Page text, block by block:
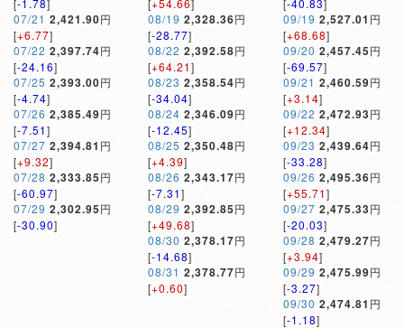
[-1.78]
07/21 2,421.90円
[+6.77]
07/22 2,397.74円
[-24.16]
07/25 2,393.00円
[-4.74]
07/26 2,385.49円
[-7.51]
07/27 2,394.81 円
[+9.32]
07/28 2,333.85円
[-60.97]
07/29 2,302.95円
[-30.90]
[+54.66]
08/19 2,328.36円
[-28.77]
08/22 2,392.58円
[+64.21]
08/23 2,358.54円
[-34.04]
08/24 2,346.09円
[-12.45]
08/25 2,350.48円
[+4.39]
08/26 2,343.17円
[-7.31]
08/29 2,392.85円
[+49.68]
08/30 2,378.17円
[-14.68]
08/31 2,378.77円
[+0.60]
[-40.83]
09/19 2,527.01 円
[+68.68]
09/20 2,457.45円
[-69.57]
09/21 2,460.59円
[+3.14]
09/22 2,472.93円
[+12.34]
09/23 2,439.64円
[-33.28]
09/26 2,495.36円
[+55.71]
09/27 2,475.33円
[-20.03]
09/28 2,479.27円
[+3.94]
09/29 2,475.99円
[-3.27]
09/30 2,474.81 円
[-1.18]